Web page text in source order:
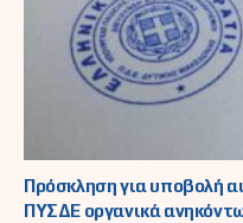
Πρόσκληση για υποβολή
ΠΥΣΔΕ οργανικά